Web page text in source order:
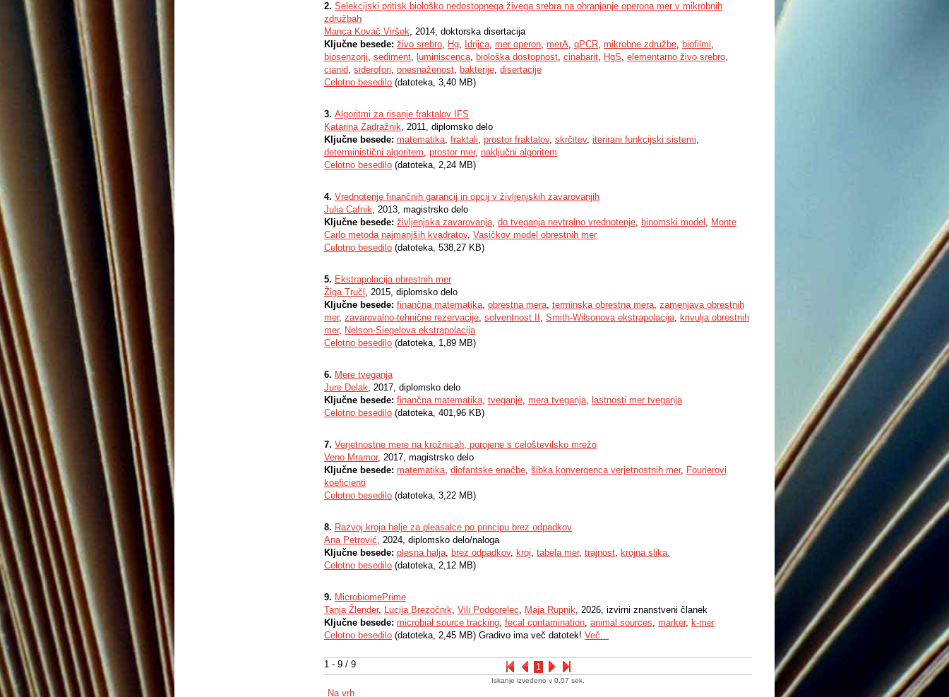
1 - 9 / 9 1
2. Selekcijski pritisk biološko nedostopnega živega srebra na ohranjanje operona mer v mikrobnih
združbah
Manca Kovač Viršek, 2014, doktorska disertacija
Ključne besede: živo srebro, Hg, Idrijca, mer operon, merA, qPCR, mikrobne združbe, biofilmi,
biosenzorji, sediment, luminiscenca, biološka dostopnost, cinabarit, HgS, elementarno živo srebro,
cianid, siderofori, onesnaženost, bakterije, disertacije
Celotno besedilo (datoteka, 3,40 MB)
3. Algoritmi za risanje fraktalov IFS
Katarina Zadražnik, 2011, diplomsko delo
Ključne besede: matematika, fraktali, prostor fraktalov, skrčitev, iterirani funkcijski sistemi,
deterministični algoritem, prostor mer, naključni algoritem
Celotno besedilo (datoteka, 2,24 MB)
4. Vrednotenje finančnih garancij in opcij v življenjskih zavarovanjih
Julia Cafnik, 2013, magistrsko delo
Ključne besede: življenjska zavarovanja, do tveganja nevtralno vrednotenje, binomski model , Monte
Carlo metoda najmanjših kvadratov, Vasičkov model obrestnih mer
Celotno besedilo (datoteka, 538,27 KB)
5. Ekstrapolacija obrestnih mer
Žiga Tručl , 2015, diplomsko delo
Ključne besede: finančna matematika, obrestna mera, terminska obrestna mera, zamenjava obrestnih
mer, zavarovalno-tehnične rezervacije, solventnost II , Smith-Wilsonova ekstrapolacija, krivulja obrestnih
mer, Nelson-Siegelova ekstrapolacija
Celotno besedilo (datoteka, 1,89 MB)
6. Mere tveganja
Jure Delak, 2017, diplomsko delo
Ključne besede: finančna matematika, tveganje, mera tveganja, lastnosti mer tveganja
Celotno besedilo (datoteka, 401,96 KB)
7. Verjetnostne mere na krožnicah, porojene s celoštevilsko mrežo
Veno Mramor, 2017, magistrsko delo
Ključne besede: matematika, diofantske enačbe, šibka konvergenca verjetnostnih mer, Fourierovi
koeficienti
Celotno besedilo (datoteka, 3,22 MB)
8. Razvoj kroja halje za pleasalce po principu brez odpadkov
Ana Petrović, 2024, diplomsko delo/naloga
Ključne besede: plesna halja, brez odpadkov, kroj, tabela mer, trajnost, krojna slika.
Celotno besedilo (datoteka, 2,12 MB)
9. MicrobiomePrime
Tanja Žlender, Lucija Brezočnik, Vili Podgorelec, Maja Rupnik, 2026, izvirni znanstveni članek
Ključne besede: microbial source tracking, fecal contamination, animal sources, marker, k-mer
Celotno besedilo (datoteka, 2,45 MB) Gradivo ima več datotek! Več...
Iskanje izvedeno v 0.07 sek.
Na vrh